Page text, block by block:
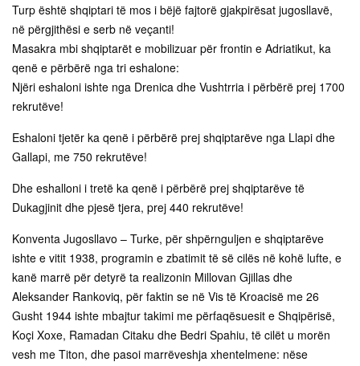
Turp është shqiptari të mos i bëjë fajtorë gjakpirësat jugosllavë,
në përgjithësi e serb në veçanti!
Masakra mbi shqiptarët e mobilizuar për frontin e Adriatikut, ka
qenë e përbërë nga tri eshalone:
Njëri eshaloni ishte nga Drenica dhe Vushtrria i përbërë prej 1700
rekrutëve!
Eshaloni tjetër ka qenë i përbërë prej shqiptarëve nga Llapi dhe
Gallapi, me 750 rekrutëve!
Dhe eshalloni i tretë ka qenë i përbërë prej shqiptarëve të
Dukagjinit dhe pjesë tjera, prej 440 rekrutëve!
Konventa Jugosllavo – Turke, për shpërnguljen e shqiptarëve
ishte e vitit 1938, programin e zbatimit të së cilës në kohë lufte, e
kanë marrë për detyrë ta realizonin Millovan Gjillas dhe
Aleksander Rankoviq, për faktin se në Vis të Kroacisë me 26
Gusht 1944 ishte mbajtur takimi me përfaqësuesit e Shqipërisë,
Koçi Xoxe, Ramadan Citaku dhe Bedri Spahiu, të cilët u morën
vesh me Titon, dhe pasoi marrëveshja xhentelmene: nëse